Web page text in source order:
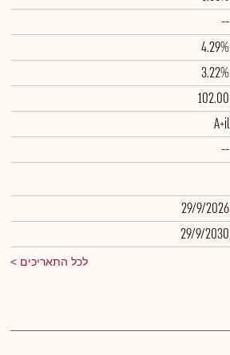
--
4.29%
3.22%
102.00
A+il
--
29/9/2026
29/9/2030
לכל התאריכים